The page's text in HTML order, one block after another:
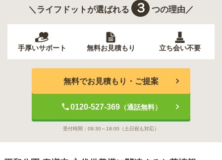
＼ライフドットが選ばれる ３ つの理由／
手厚いサポート 無料お見積もり 立ち会い不要
無料でお見積もり・ご提案
0120-527-369（通話無料）
受付時間： 09:30～18:00 （土日祝も対応）